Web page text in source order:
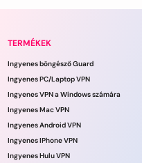
TERMÉKEK
Ingyenes böngésző Guard
Ingyenes PC/Laptop VPN
Ingyenes VPN a Windows számára
Ingyenes Mac VPN
Ingyenes Android VPN
Ingyenes IPhone VPN
Ingyenes Hulu VPN